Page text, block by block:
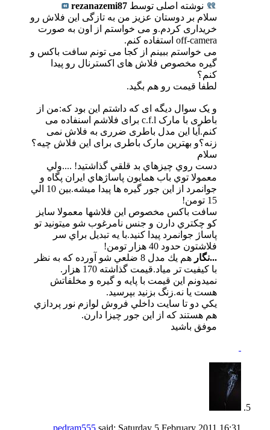
نوشته اصلی توسط rezanazemi87
سلام بر دوستان عزیز من به تازگی این فلاش رو
خریداری کردم.و می خواستم از اون به صورت
off-camera استفاده کنم.
می خواستم ببینم از کجا می تونم سافت باکس و
گیره مخصوص فلاش های اکسترنال رو پیدا
کنم؟
لطفا قیمت رو هم بگید.
و یک سوال دیگه ای که داشتم این بود که:من از
باطری با مارک c.f.l برای فلاشم اسنفاده می
کنم.آیا این مدل باطری ضرری به فلاش نمی
زنه؟و بهترین مارک باطری برای این فلاش چیه؟
سلام
دست روي چيزهاي بد قلقي گذاشتيد! ....ولي
معمولا توي باب همايون پاساژهاي ايران پگاه و
جوانمرد از اين جور گيره ها پيدا ميشه.بين 10 الي
15 تومن!
سافت باكس مخصوص اين فلاشها معمولا سايز
كو چكتري دارن و جنس نامرغوب شو ميتونيد تو
پاساژ جوانمرد پيدا كنيد.با يه تبديل براي سر
فلاشتون حدود 40 هزار تومن!
...نگار
هم يك مدل 8 ضلعي شو آورده كه به نظر
با كيفيت تر مياد.قيمت گذاشته 170 هزار.
نميدونم اين قيمت با پايه و گيره و مخلفاتش
هست يا نه.زنگ بزنيد بپرسيد.
يكي دو تا سايت داخلي فروش لوازم نور پردازي
هم هستند كه از اين جور چيزا دارن.
موفق باشيد